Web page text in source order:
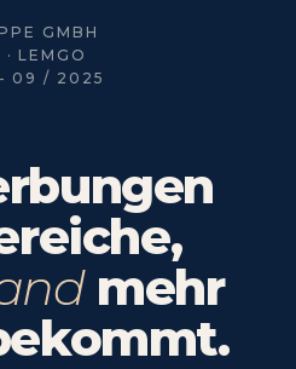
GMBH
LEMGO
09 / 2025
mehr